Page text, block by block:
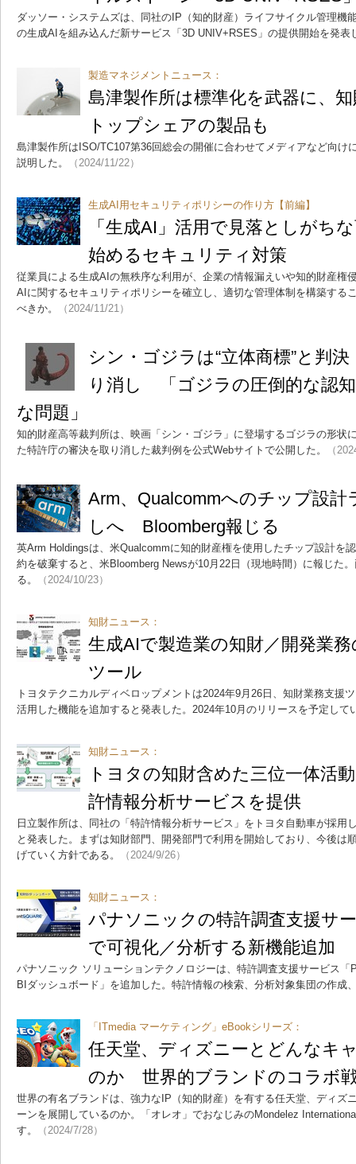
ダッソー・システムズは、同社のIP（知的財産）ライフサイクル管理機
の生成AIを組み込んだ新サービス「3D UNIV+RSES」の提供開始を発表
製造マネジメントニュース：
島津製作所は標準化を武器に、
トップシェアの製品も
島津製作所はISO/TC107第36回総会の開催に合わせてメディアなど向け
説明した。
（2024/11/22）
生成AI用セキュリティポリシーの作り方【前編】
「生成AI」活用で見落としがち
始めるセキュリティ対策
従業員による生成AIの無秩序な利用が、企業の情報漏えいや知的財産権
AIに関するセキュリティポリシーを確立し、適切な管理体制を構築する
べきか。
（2024/11/21）
シン・ゴジラは“立体商標”と判
り消し 「ゴジラの圧倒的な認
な問題」
知的財産高等裁判所は、映画「シン・ゴジラ」に登場するゴジラの形状
た特許庁の審決を取り消した裁判例を公式Webサイトで公開した。
（
Arm、Qualcommへのチップ設
しへ Bloomberg報じる
英Arm Holdingsは、米Qualcommに知的財産権を使用したチップ設計を
約を破棄すると、米Bloomberg Newsが10月22日（現地時間）に報じた
る。
（2024/10/23）
知財ニュース：
生成AIで製造業の知財／開発業
ツール
トヨタテクニカルディベロップメントは2024年9月26日、知財業務支援
活用した機能を追加すると発表した。2024年10月のリリースを予定して
知財ニュース：
トヨタの知財含めた三位一体活
許情報分析サービスを提供
日立製作所は、同社の「特許情報分析サービス」をトヨタ自動車が採用
と発表した。まずは知財部門、開発部門で利用を開始しており、今後は
げていく方針である。
（2024/9/26）
知財ニュース：
パナソニックの特許調査支援サ
で可視化／分析する新機能追加
パナソニック ソリューションテクノロジーは、特許調査支援サービス
BIダッシュボード」を追加した。特許情報の検索、分析対象集団の作成
「ITmedia マーケティング」eBookシリーズ：
任天堂、ディズニーとどんなキ
のか 世界的ブランドのコラボ
世界の有名ブランドは、強力なIP（知的財産）を有する任天堂、ディズ
ーンを展開しているのか。「オレオ」でおなじみのMondelez
す。
（2024/7/28）